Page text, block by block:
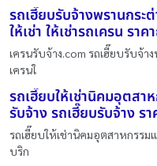
รถเฮี๊ยบรับจ้างพรานกระ
ให้เช่า ให้เช่ารถเครน ราค
เครนรับจ้าง.com รถเฮี๊ยบรับจ้า
เครนใ
รถเฮี๊ยบให้เช่านิคมอุตสา
รับจ้าง รถเฮี๊ยบรับจ้าง ร
รถเฮี๊ยบให้เช่านิคมอุตสาหกรรม
บริก